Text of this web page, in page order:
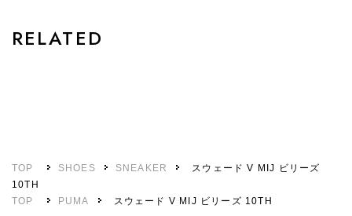
RELATED
TOP SHOES SNEAKER
スウェード V MIJ ビリーズ
10TH
TOP
PUMA スウェード V MIJ ビリーズ 10TH